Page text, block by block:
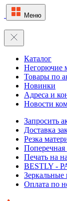
Меню
Каталог
Негорючие
Товары по
Новинки
Адреса и
Новости
Запросить
Доставка
Резка
Поперечная
Печать на
BESTLY -
Зеркальные
Оплата по